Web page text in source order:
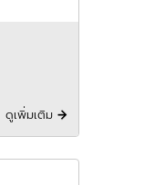
ดูเพิ่มเติม